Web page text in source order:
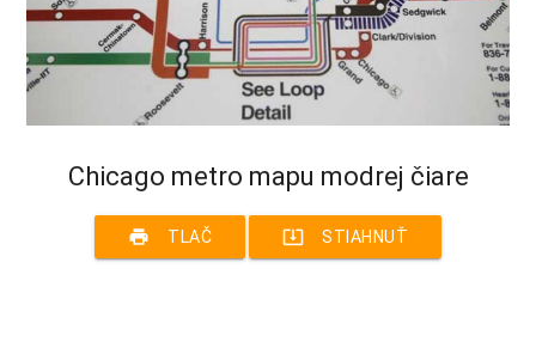
Chicago metro mapu modrej čiare
print TLAČ system_update_alt STIAHNUŤ